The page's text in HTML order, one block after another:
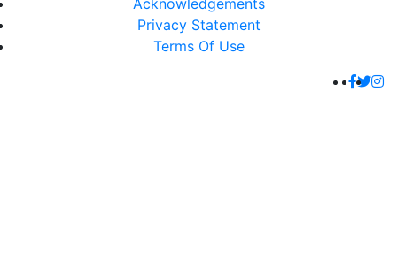
Acknowledgements
Privacy Statement
Terms Of Use